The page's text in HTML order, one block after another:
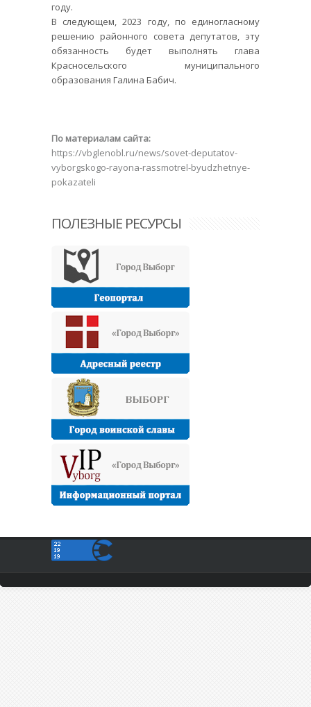
году.
В следующем, 2023 году, по единогласному
решению районного совета депутатов, эту
обязанность будет выполнять глава
Красносельского муниципального
образования Галина Бабич.
По материалам сайта:
https://vbglenobl.ru/news/sovet-deputatov-
vyborgskogo-rayona-rassmotrel-byudzhetnye-
pokazateli
ПОЛЕЗНЫЕ РЕСУРСЫ